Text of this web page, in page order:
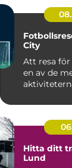
City
Att resa
en av de
Hitta ditt
Lund